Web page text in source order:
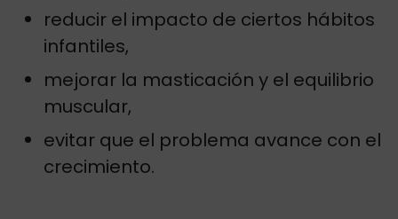
reducir el impacto de ciertos hábitos
infantiles,
mejorar la masticación y el equilibrio
muscular,
evitar que el problema avance con el
crecimiento.